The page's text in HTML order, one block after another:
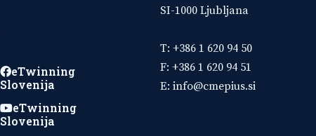
eTwinning
Slovenija
eTwinning
Slovenija
SI-1000 Ljubljana
T: +386 1 620 94 50
F: +386 1 620 94 51
E: info@cmepius.si